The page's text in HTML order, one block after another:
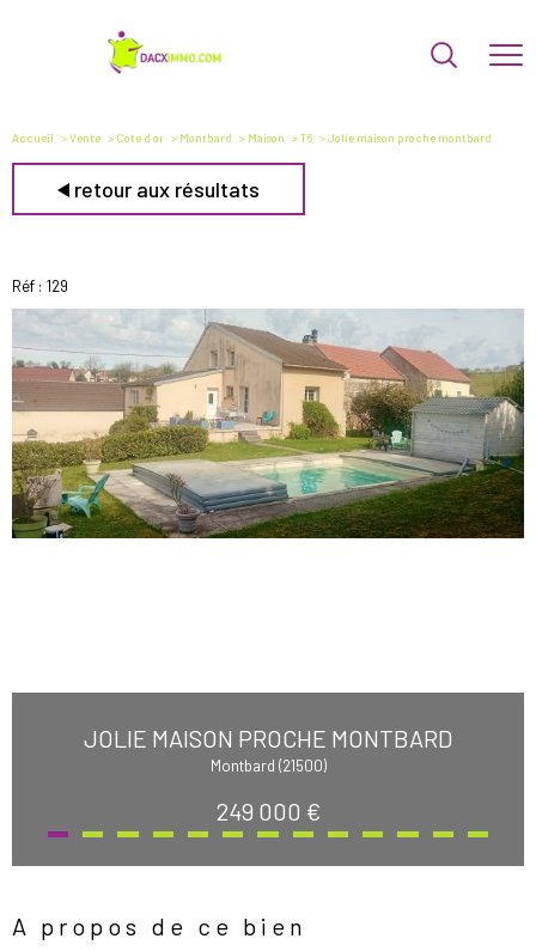
Accueil Vente Cote d or Montbard Maison T6 Jolie maison proche montbard
retour aux résultats
Réf : 129
JOLIE MAISON PROCHE MONTBARD
Montbard (21500)
249 000 €
A propos de ce bien